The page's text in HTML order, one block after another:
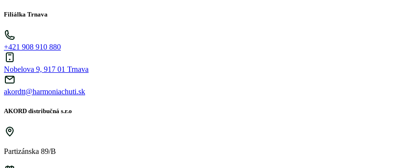
Filiálka Trnava
+421 908 910 880
Nobelova 9, 917 01 Trnava
akordtt@harmoniachuti.sk
AKORD distribučná s.r.o
Partizánska 89/B